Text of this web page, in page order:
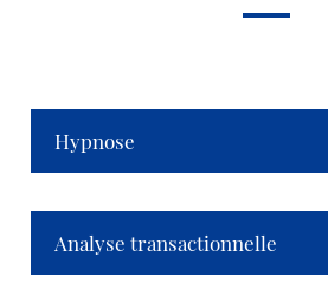
Hypnose
Analyse transactionnelle